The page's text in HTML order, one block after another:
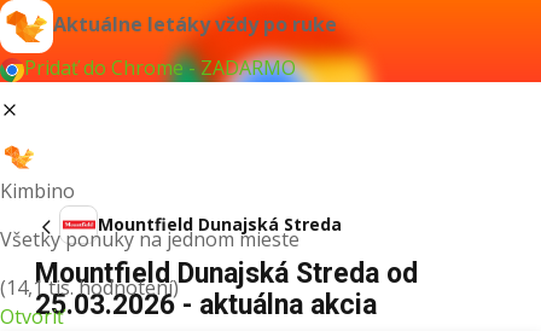
Aktuálne letáky vždy po ruke
Pridať do Chrome - ZADARMO
Kimbino
Všetky ponuky na jednom mieste
(14,1 tis. hodnotení)
Otvoriť
Mountfield Dunajská Streda
Mountfield Dunajská Streda od
25.03.2026 - aktuálna akcia